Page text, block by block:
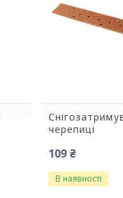
черепиці
109 ₴
В наявності